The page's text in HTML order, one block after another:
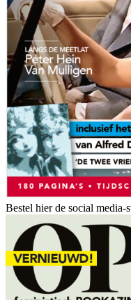
Bestel hier de social media-